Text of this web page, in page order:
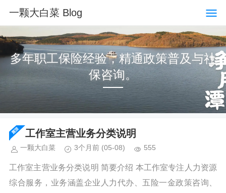
一颗大白菜 Blog
多年职工保险经验，精通政策普及与社
保咨询。
工作室主营业务分类说明
一颗大白菜 3个月前 (05-08) 555
工作室主营业务分类说明 简要介绍 本工作室专注人力资源
综合服务，业务涵盖企业人力代办、五险一金政策咨询、